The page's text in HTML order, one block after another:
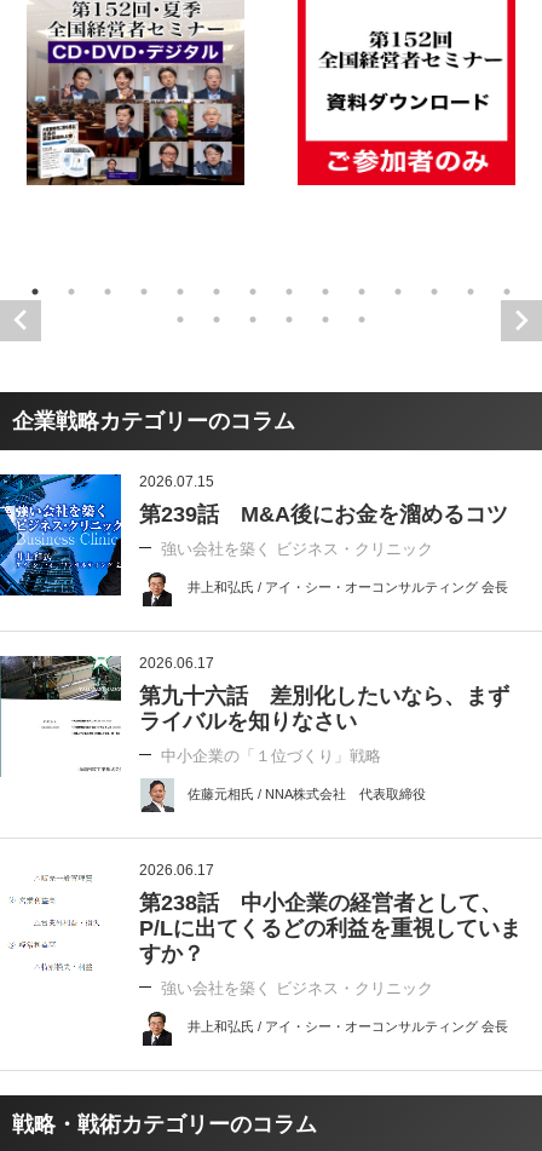
企業戦略カテゴリーのコラム
2026.07.15
第239話 M&A後にお金を溜めるコツ
強い会社を築く ビジネス・クリニック
井上和弘氏 / アイ・シー・オーコンサルティング 会長
2026.06.17
第九十六話 差別化したいなら、まず
ライバルを知りなさい
中小企業の「１位づくり」戦略
佐藤元相氏 / NNA株式会社 代表取締役
2026.06.17
第238話 中小企業の経営者として、
P/Lに出てくるどの利益を重視していま
すか？
強い会社を築く ビジネス・クリニック
井上和弘氏 / アイ・シー・オーコンサルティング 会長
戦略・戦術カテゴリーのコラム